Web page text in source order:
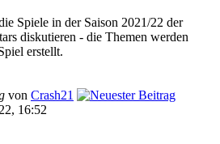
Spiele in der Saison 2021/22 der
diskutieren - die Themen werden
erstellt.
von Crash21
16:52